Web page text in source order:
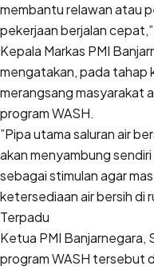
membantu relawan atau
pekerjaan berjalan
Kepala Markas PMI
mengatakan, pada tahap
merangsang masyarakat
program WASH.
”Pipa utama saluran air
akan menyambung
sebagai stimulan agar
ketersediaan air bersih di
Terpadu
Ketua PMI Banjarnegara,
program WASH tersebut